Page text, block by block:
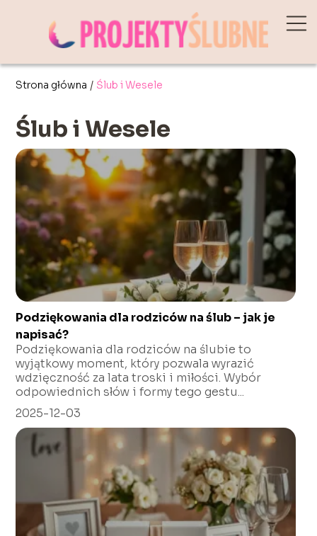
Strona główna / Ślub i Wesele
Ślub i Wesele
Podziękowania dla rodziców na ślub – jak je
napisać?
Podziękowania dla rodziców na ślubie to
wyjątkowy moment, który pozwala wyrazić
wdzięczność za lata troski i miłości. Wybór
odpowiednich słów i formy tego gestu...
2025-12-03